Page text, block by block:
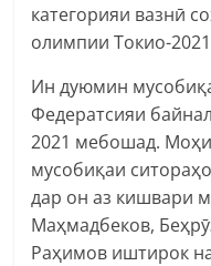
категорияи вазнӣ
олимпии Токио-
Ин дуюмин
Федератсияи
2021 мебошад.
мусобиқаи
дар он аз кишвари
Маҳмадбеков,
Раҳимов иштирок